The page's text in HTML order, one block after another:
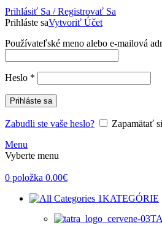
Prihlásiť Sa / Registrovať Sa
Prihláste saVytvoriť Účet
Používateľské meno alebo e-mailová
Heslo *
Prihláste sa
Zabudli ste vaše heslo?
Zapamätať
Menu
Vyberte menu
0 položka 0.00€
KATEGÓRIE